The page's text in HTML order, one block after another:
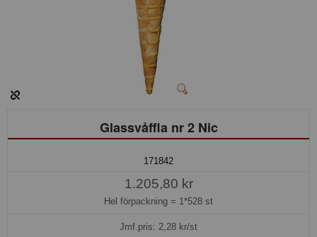
Glassvåffla nr 2 Nic
171842
1.205,80 kr
Hel förpackning = 1*528 st
Jmf.pris: 2,28 kr/st